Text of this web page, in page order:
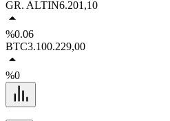
GR. ALTIN6.201,10
%0.06
BTC3.100.229,00
%0